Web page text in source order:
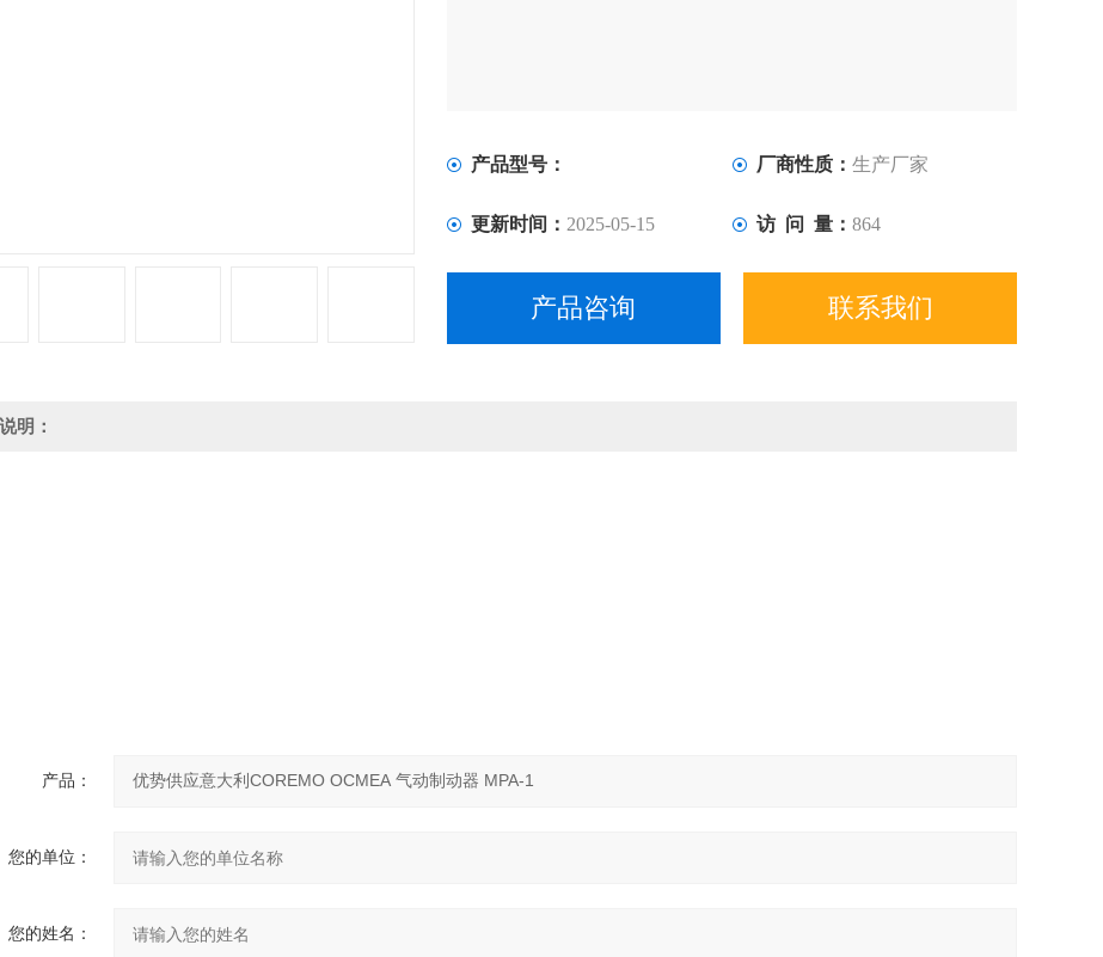
产品型号： 厂商性质： 生产厂家
更新时间： 2025-05-15 访 问 量： 864
产品咨询 联系我们
明：
产品：
您的单位：
您的姓名：